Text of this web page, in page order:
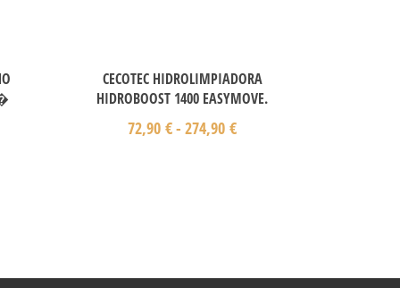
CECOTEC HIDROLIMPIADORA
HIDROBOOST 1400 EASYMOVE.
72,90€- 274,90€